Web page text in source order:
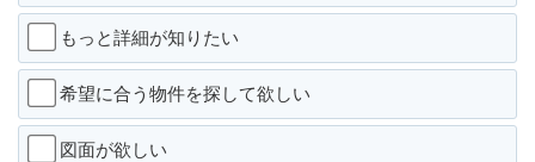
もっと詳細が知りたい
希望に合う物件を探して欲しい
図面が欲しい